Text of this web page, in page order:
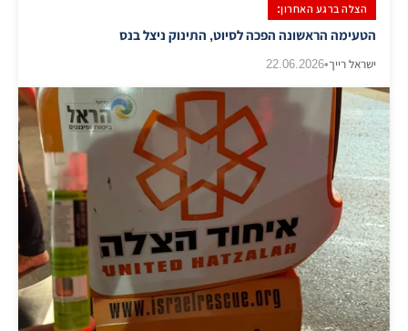
הצלה ברגע האחרון:
הטעימה הראשונה הפכה לסיוט, התינוק ניצל בנס
ישראל רייך•
22.06.2026